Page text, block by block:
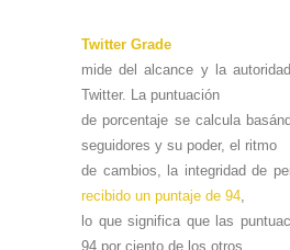
Twitter Grade
mide del alcance y la
Twitter. La puntuación
de porcentaje se calcula
seguidores y su poder, el ritmo
de cambios, la integridad de
recibido un puntaje de 94
lo que significa que las
94 por ciento de los otros